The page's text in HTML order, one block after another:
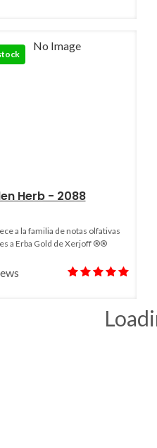
Herb - 2088
a la familia de notas olfativas
a Erba Gold de Xerjoff ®®